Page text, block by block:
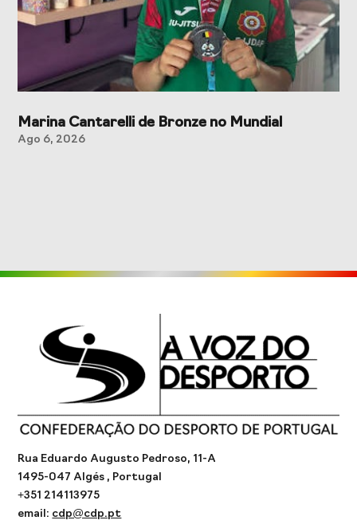
Marina Cantarelli de Bronze no Mundial
Ago 6, 2026
Rua Eduardo Augusto Pedroso, 11-A
1495-047 Algés , Portugal
+351 214113975
email: cdp@cdp.pt